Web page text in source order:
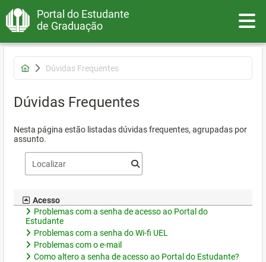
Portal do Estudante
de Graduação
Dúvidas Frequentes
Dúvidas Frequentes
Nesta página estão listadas dúvidas frequentes, agrupadas por
assunto.
Acesso
Problemas com a senha de acesso ao Portal do
Estudante
Problemas com a senha do Wi-fi UEL
Problemas com o e-mail
Como altero a senha de acesso ao Portal do Estudante?